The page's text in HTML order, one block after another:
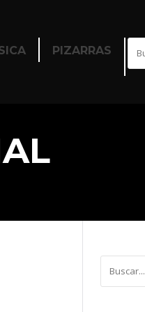
PIZARRAS